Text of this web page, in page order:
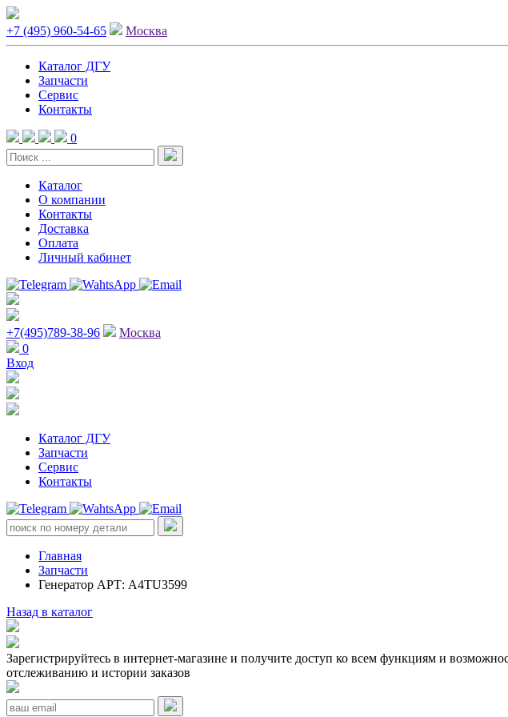
+7 (495) 960-54-65 Москва
Каталог ДГУ
Запчасти
Сервис
Контакты
0
Каталог
О компании
Контакты
Доставка
Оплата
Личный кабинет
+7(495)789-38-96
Москва
0
Вход
Каталог ДГУ
Запчасти
Сервис
Контакты
Главная
Запчасти
Генератор АРТ: A4TU3599
Назад в каталог
Зарегистрируйтесь в интернет-магазине и получите доступ ко всем функциям и
отслеживанию и истории заказов